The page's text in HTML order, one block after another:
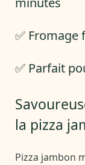
✅
✅ Parfait
la pizza
Pizza jambon